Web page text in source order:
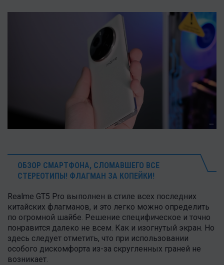
ОБЗОР СМАРТФОНА, СЛОМАВШЕГО ВСЕ
СТЕРЕОТИПЫ! ФЛАГМАН ЗА КОПЕЙКИ!
Realme GT5 Pro выполнен в стиле всех последних
китайских флагманов, и это легко можно определить
по огромной шайбе. Решение специфическое и точно
понравится далеко не всем. Как и изогнутый экран. Но
здесь следует отметить, что при использовании
особого дискомфорта из-за скругленных граней не
возникает.